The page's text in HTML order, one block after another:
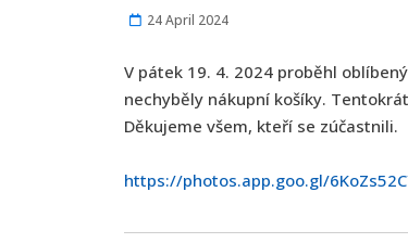
24 April 2024
V pátek 19. 4. 2024 proběhl
nechyběly nákupní košíky.
Děkujeme všem, kteří se zúčastnili.
https://photos.app.goo.gl/